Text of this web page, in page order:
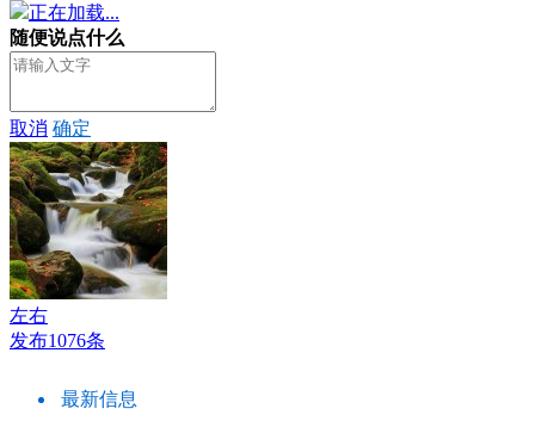
正在加载...
随便说点什么
取消 确定
左右
发布1076条
最新信息